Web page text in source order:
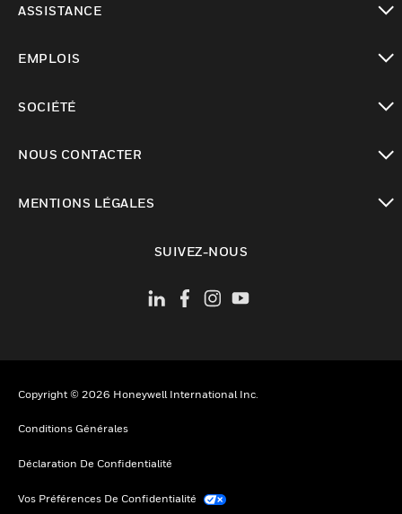
ASSISTANCE
EMPLOIS
SOCIÉTÉ
NOUS CONTACTER
MENTIONS LÉGALES
SUIVEZ-NOUS
Copyright © 2026 Honeywell International Inc.
Conditions Générales
Déclaration De Confidentialité
Vos Préférences De Confidentialité